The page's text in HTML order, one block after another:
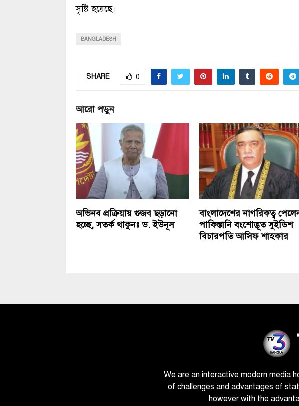
সৃষ্টি হয়েছে।
BANGLADESH
SHARE 0
আরো পড়ুন
অভিনব প্রক্রিয়ায় গুজব ছড়ানো
হচ্ছে, সতর্ক থাকুনঃ ড. ইউনূস
বাংলাদেশের নাগরিকত্ব
পাকিস্তানি বংশোদ্ভূত সুইডিশ
বিচারপতি আসিফ শাহকার
We are an interactive modern media
of challenges and advantages of
however with the